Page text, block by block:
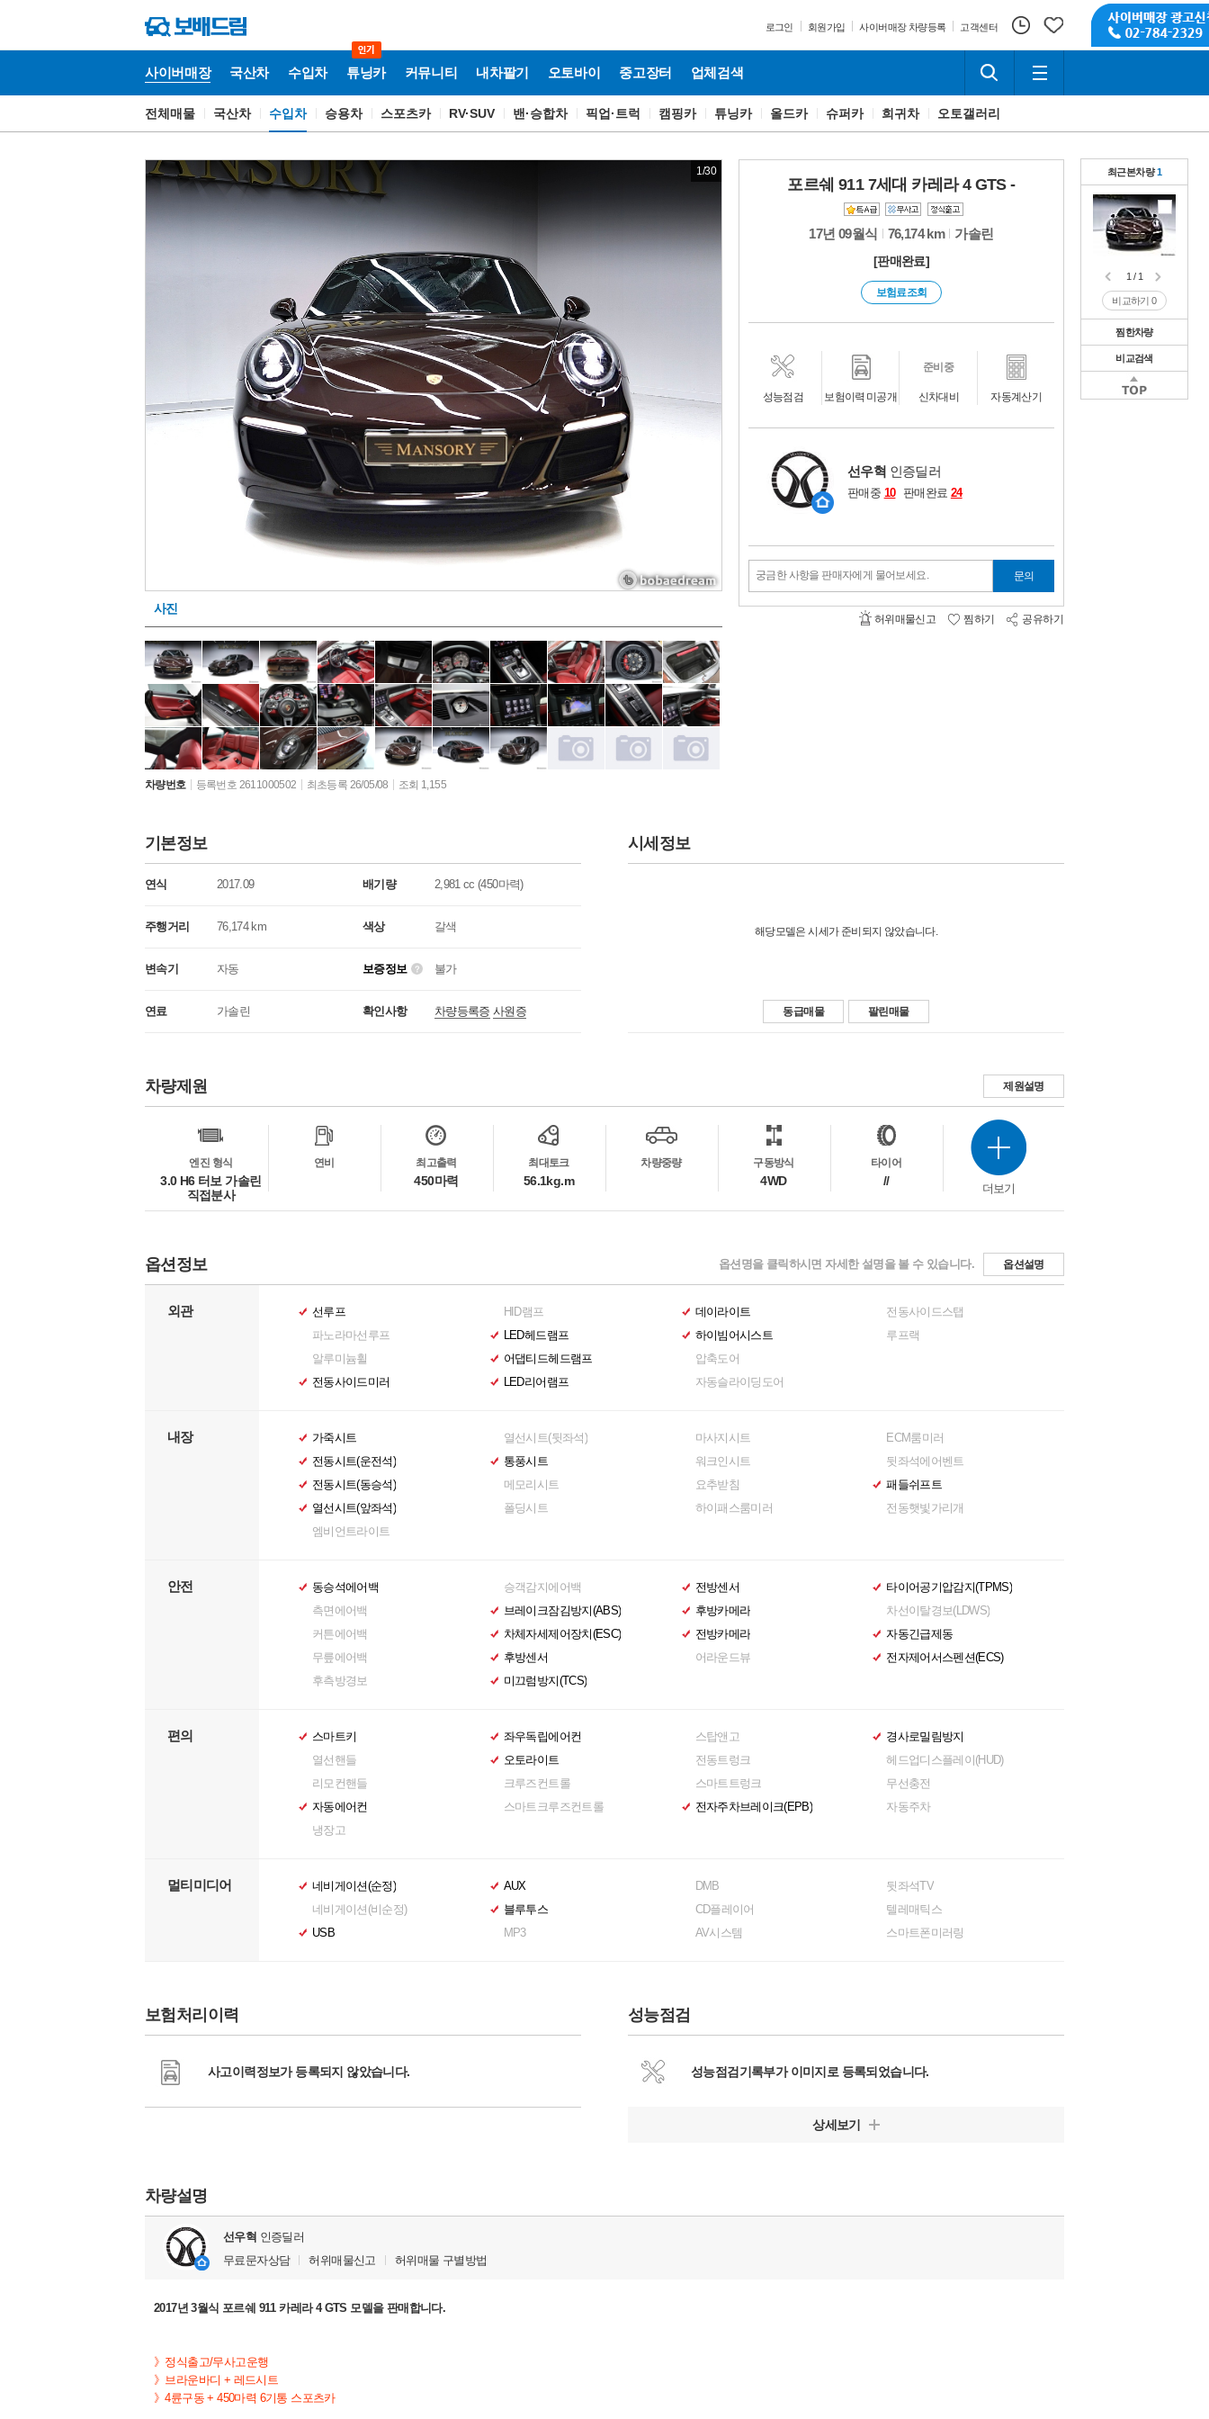
로그인 회원가입 사이버매장 차량등록 고객센터
사이버매장 국산차 수입차 튜닝카 커뮤니티 내차팔기 오토바이 중고장터 업체검색
사
전체매물 국산차 수입차 승용차 스포츠카 RV·SUV 밴·승합차 픽업·트럭 캠핑카 튜닝카 올드카 슈퍼카 희귀차 오토갤러리
1/30
사진
차량번호 등록번호 2611000502 최초등록 26/05/08 조회 1,155
포르쉐 911 7세대 카레라 4 GTS -
17년 09월식 76,174 km 가솔린
[판매완료]
보험료조회
성능점검 보험이력 미공개 신차대비
준비중
자동계산기
선우혁 인증딜러
판매중 10 판매완료 24
궁금한 사항을 판매자에게 물어보세요. 문의
허위매물신고 찜하기 공유하기
기본정보
연식 2017.09 배기량 2,981 cc (450마력)
주행거리 76,174 km 색상 갈색
변속기 자동 보증정보 불가
연료 가솔린 확인사항 차량등록증 사원증
시세정보
해당모델은 시세가 준비되지 않았습니다.
동급매물 팔린매물
차량제원
제원설명
엔진 형식
3.0 H6 터보 가솔린
직접분사
연비 최고출력
450마력
최대토크
56.1kg.m
차량중량 구동방식
4WD
타이어
//
더보기
옵션정보 옵션명을 클릭하시면 자세한 설명을 볼 수 있습니다. 옵션설명
외관
선루프
파노라마선루프
알루미늄휠
전동사이드미러
HID램프
LED헤드램프
어댑티드헤드램프
LED리어램프
데이라이트
하이빔어시스트
압축도어
자동슬라이딩도어
전동사이드스탭
루프랙
내장
가죽시트
전동시트(운전석)
전동시트(동승석)
열선시트(앞좌석)
열선시트(뒷좌석)
통풍시트
메모리시트
폴딩시트
마사지시트
워크인시트
요추받침
하이패스룸미러
ECM룸미러
뒷좌석에어벤트
패들쉬프트
전동햇빛가리개
엠비언트라이트
안전
동승석에어백
측면에어백
커튼에어백
무릎에어백
승객감지에어백
브레이크잠김방지(ABS)
차체자세제어장치(ESC)
후방센서
전방센서
후방카메라
전방카메라
어라운드뷰
타이어공기압감지(TPMS)
차선이탈경보(LDWS)
자동긴급제동
전자제어서스펜션(ECS)
후측방경보
미끄럼방지(TCS)
편의
스마트키
열선핸들
리모컨핸들
자동에어컨
좌우독립에어컨
오토라이트
크루즈컨트롤
스마트크루즈컨트롤
스탑앤고
전동트렁크
스마트트렁크
전자주차브레이크(EPB)
경사로밀림방지
헤드업디스플레이(HUD)
무선충전
자동주차
냉장고
멀티미디어
네비게이션(순정)
네비게이션(비순정)
USB
AUX
블루투스
MP3
DMB
CD플레이어
AV시스템
뒷좌석TV
텔레매틱스
스마트폰미러링
보험처리이력
사고이력정보가 등록되지 않았습니다.
성능점검
성능점검기록부가 이미지로 등록되었습니다.
상세보기
차량설명
선우혁 인증딜러
무료문자상담
허위매물신고 허위매물 구별방법
2017년 3월식 포르쉐 911 카레라 4 GTS 모델을 판매합니다.
》정식출고/무사고운행
》브라운바디 + 레드시트
》4륜구동 +450마력 6기통 스포츠카
최근본차량1
1 / 1
비교하기0
찜한차량
1 / 1
비교하기
비교검색
1 / 1